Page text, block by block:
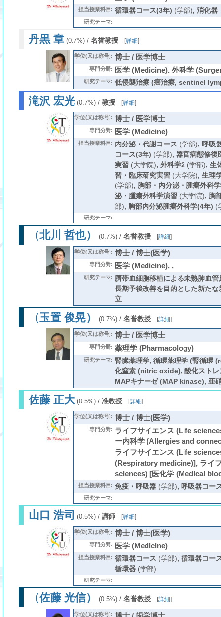
担当授業科目: 循環器コース(3年) (学部), 消化器
研究テーマ:
丹黒 章(0.7%)/ 名誉教授 [詳細]
学位(又は称号): 博士 / 医学博士
専門分野: 医学 (Medicine), 外科学
研究テーマ: 低侵襲治療 (癌治療, sentinel
滝沢 宏光(0.7%)/ 教授 [詳細]
学位(又は称号): 博士 / 医学博士
専門分野: 医学 (Medicine)
担当授業科目: 内分泌・代謝コース (学部), 呼吸
コース(3年) (学部), 器官病態修復
実習(大学院), 外科学2 (学部), 生
習・臨床研究実習(大学院), 生理
(学部), 胸部・内分泌・腫瘍外科学
泌・腫瘍外科学演習(大学院), 胸
部), 胸部内分泌腫瘍外科学(4年) (
研究テーマ:
（北川 哲也） (0.7%)/ 名誉教授 [詳細]
学位(又は称号): 博士 / 博士(医学)
専門分野: 医学 (Medicine), ,
研究テーマ: 臍帯血細胞移植による未熟肺血
長期予後改善を目的とした新た
立
（玉置 俊晃） (0.7%)/ 名誉教授 [詳細]
学位(又は称号): 博士 / 医学博士
専門分野: 薬理学 (Pharmacology)
研究テーマ: 腎臓薬理学, 循環薬理学 (腎循環
化窒素 (nitric oxide), 酸化スト
MAPキナーゼ (MAP kinase), 亜
佐藤 正大 (0.5%)/ 准教授 [詳細]
学位(又は称号): 博士 / 博士(医学)
専門分野: ライフサイエンス (Life
ー内科学 (Allergies and
ライフサイエンス (Life
(Respiratory medicine)], ライ
sciences) [医化学 (Medical
担当授業科目: 免疫・呼吸器(学部), 呼吸器コー
研究テーマ:
山口 浩司 (0.5%)/ 講師 [詳細]
学位(又は称号): 博士 / 博士(医学)
専門分野: 医学 (Medicine)
担当授業科目: 循環器コース (学部), 循環器コー
循環器(学部)
研究テーマ:
（佐藤 光信） (0.5%)/ 名誉教授 [詳細]
学位(又は称号): 博士 / 歯学博士